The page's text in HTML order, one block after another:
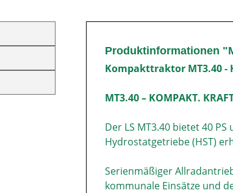
Produktinformationen
Kompakttraktor MT3.40 -
MT3.40 – KOMPAKT.
Der LS MT3.40 bietet 40
Hydrostatgetriebe (HST)
Serienmäßiger
kommunale Einsätze und